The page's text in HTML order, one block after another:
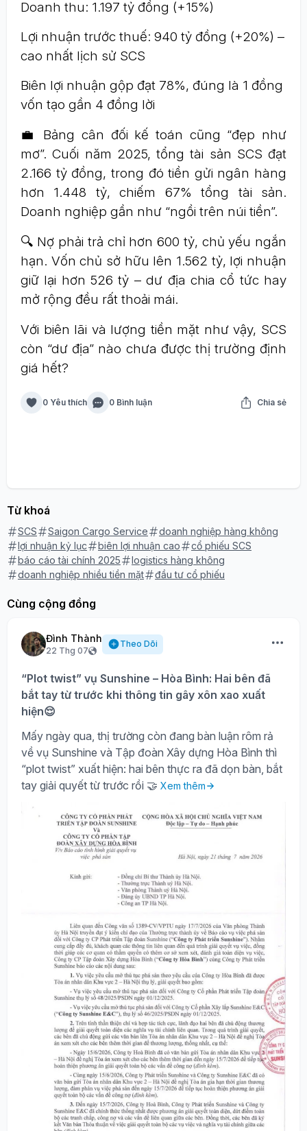
Doanh thu: 1.197 tỷ đồng (+15%)
Lợi nhuận trước thuế: 940 tỷ đồng (+20%) –
cao nhất lịch sử SCS
Biên lợi nhuận gộp đạt 78%, đúng là 1 đồng
vốn tạo gần 4 đồng lời
💼 Bảng cân đối kế toán cũng “đẹp như
mơ”. Cuối năm 2025, tổng tài sản SCS đạt
2.166 tỷ đồng, trong đó tiền gửi ngân hàng
hơn 1.448 tỷ, chiếm 67% tổng tài sản.
Doanh nghiệp gần như “ngồi trên núi tiền”.
🔍 Nợ phải trả chỉ hơn 600 tỷ, chủ yếu ngắn
hạn. Vốn chủ sở hữu lên 1.562 tỷ, lợi nhuận
giữ lại hơn 526 tỷ – dư địa chia cổ tức hay
mở rộng đều rất thoải mái.
Với biên lãi và lượng tiền mặt như vậy, SCS
còn “dư địa” nào chưa được thị trường định
giá hết?
0 Yêu thích 0 Bình luận Chia sẻ
Từ khoá
SCS Saigon Cargo Service
doanh nghiệp hàng không
lợi nhuận kỷ lục
biên lợi nhuận cao
cổ phiếu SCS
báo cáo tài chính 2025
logistics hàng không
doanh nghiệp nhiều tiền mặt
đầu tư cổ phiếu
Cùng cộng đồng
Đình Thành
22 Thg 07
Theo Dõi
“Plot twist” vụ Sunshine – Hòa Bình: Hai bên đã
bắt tay từ trước khi thông tin gây xôn xao xuất
hiện😌
Mấy ngày qua, thị trường còn đang bàn luận rôm rả
về vụ Sunshine và Tập đoàn Xây dựng Hòa Bình thì
“plot twist” xuất hiện: hai bên thực ra đã dọn bàn, bắt
tay giải quyết từ trước rồi 🤝 Xem thêm